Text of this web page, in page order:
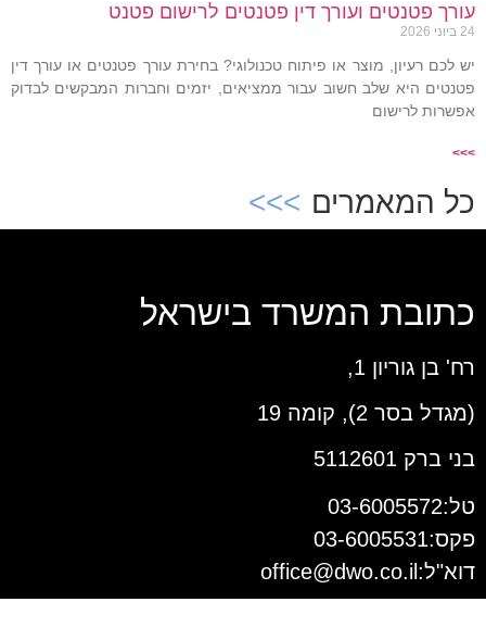
עורך פטנטים ועורך דין פטנטים לרישום פטנט
24 ביוני 2026
יש לכם רעיון, מוצר או פיתוח טכנולוגי? בחירת עורך פטנטים או עורך דין
פטנטים היא שלב חשוב עבור ממציאים, יזמים וחברות המבקשים לבדוק
אפשרות לרישום
>>>
כל המאמרים
כתובת המשרד בישראל
רח' בן גוריון 1,
(מגדל בסר 2), קומה 19
בני ברק 5112601
טל:03-6005572
פקס:03-6005531
דוא"ל: office@dwo.co.il